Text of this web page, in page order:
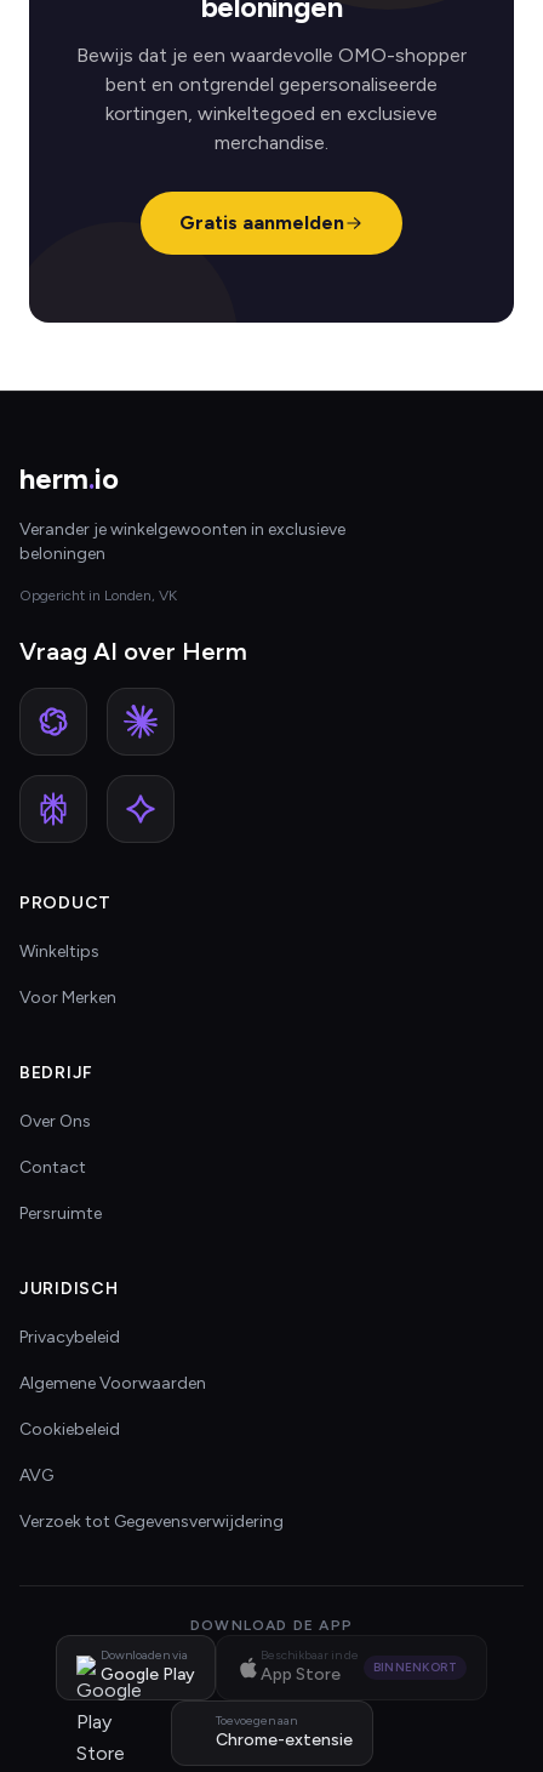
Bewijs dat je een waardevolle OMO-shopper
bent en ontgrendel gepersonaliseerde
kortingen, winkeltegoed en exclusieve
merchandise.
Gratis aanmelden
herm.io
Verander je winkelgewoonten in exclusieve
beloningen
Opgericht in Londen, VK
Vraag AI over Herm
PRODUCT
Winkeltips
Voor Merken
BEDRIJF
Over Ons
Contact
Persruimte
JURIDISCH
Privacybeleid
Algemene Voorwaarden
Cookiebeleid
AVG
Verzoek tot Gegevensverwijdering
DOWNLOAD DE APP
Downloaden via
Google Play
Beschikbaar in de
App Store BINNENKORT
Toevoegen aan
Chrome-extensie